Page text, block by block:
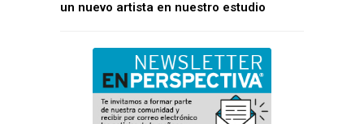
un nuevo artista en nuestro estudio